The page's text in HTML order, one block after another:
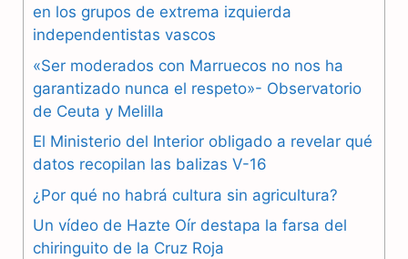
c
b
o
o
k
g
r
a
m
a
s
p
p
en los grupos de extrema izquierda
independentistas vascos
«Ser moderados con Marruecos no nos ha
garantizado nunca el respeto»- Observatorio
de Ceuta y Melilla
El Ministerio del Interior obligado a revelar qué
datos recopilan las balizas V-16
¿Por qué no habrá cultura sin agricultura?
Un vídeo de Hazte Oír destapa la farsa del
chiringuito de la Cruz Roja